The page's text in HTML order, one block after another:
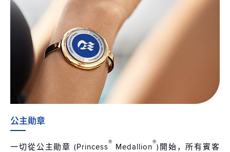
公主勛章
一切從公主勛章 (Princess® Medallion®)開始，所有賓客